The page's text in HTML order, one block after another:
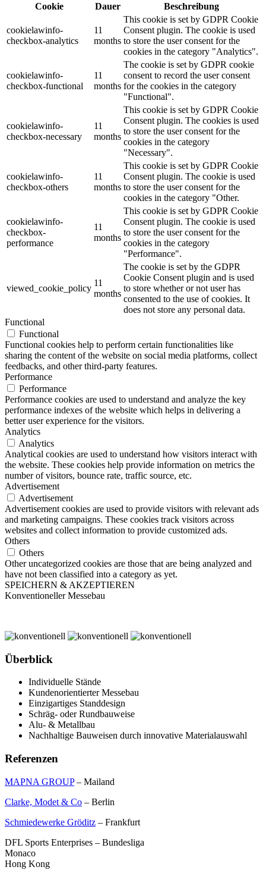
Cookie
Dauer Beschreibung
cookielawinfo-
checkbox-analytics
11
months
This cookie is set by GDPR Cookie
Consent plugin. The cookie is used
to store the user consent for the
cookies in the category "Analytics".
cookielawinfo-
checkbox-functional
11
months
The cookie is set by GDPR cookie
consent to record the user consent
for the cookies in the category
"Functional".
cookielawinfo-
checkbox-necessary
11
months
This cookie is set by GDPR Cookie
Consent plugin. The cookies is used
to store the user consent for the
cookies in the category
"Necessary".
cookielawinfo-
checkbox-others
11
months
This cookie is set by GDPR Cookie
Consent plugin. The cookie is used
to store the user consent for the
cookies in the category "Other.
cookielawinfo-
checkbox-
performance
11
months
This cookie is set by GDPR Cookie
Consent plugin. The cookie is used
to store the user consent for the
cookies in the category
"Performance".
viewed_cookie_policy
11
months
The cookie is set by the GDPR
Cookie Consent plugin and is used
to store whether or not user has
consented to the use of cookies. It
does not store any personal data.
Functional
Functional
Functional cookies help to perform certain functionalities like
sharing the content of the website on social media platforms, collect
feedbacks, and other third-party features.
Performance
Performance
Performance cookies are used to understand and analyze the key
performance indexes of the website which helps in delivering a
better user experience for the visitors.
Analytics
Analytics
Analytical cookies are used to understand how visitors interact with
the website. These cookies help provide information on metrics the
number of visitors, bounce rate, traffic source, etc.
Advertisement
Advertisement
Advertisement cookies are used to provide visitors with relevant ads
and marketing campaigns. These cookies track visitors across
websites and collect information to provide customized ads.
Others
Others
Other uncategorized cookies are those that are being analyzed and
have not been classified into a category as yet.
SPEICHERN & AKZEPTIEREN
Konventioneller Messebau
Überblick
Individuelle Stände
Kundenorientierter Messebau
Einzigartiges Standdesign
Schräg- oder Rundbauweise
Alu- & Metallbau
Nachhaltige Bauweisen durch innovative Materialauswahl
Referenzen
MAPNA GROUP– Mailand
Clarke, Modet & Co – Berlin
Schmiedewerke Gröditz – Frankfurt
DFL Sports Enterprises – Bundesliga
Monaco
Hong Kong